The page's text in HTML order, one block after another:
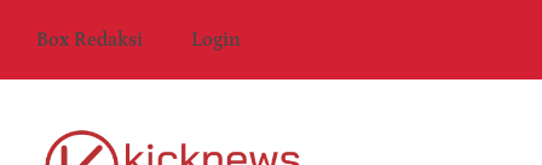
Box Redaksi Login